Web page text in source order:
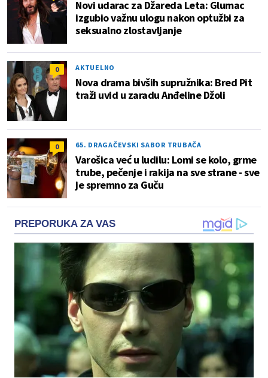
Novi udarac za Džareda Leta: Glumac
izgubio važnu ulogu nakon optužbi za
seksualno zlostavljanje
0 AKTUELNO
Nova drama bivših supružnika: Bred Pit
traži uvid u zaradu Anđeline Džoli
0 65. DRAGAČEVSKI SABOR TRUBAČA
Varošica već u ludilu: Lomi se kolo, grme
trube, pečenje i rakija na sve strane - sve
je spremno za Guču
PREPORUKA ZA VAS